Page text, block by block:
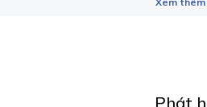
Phát